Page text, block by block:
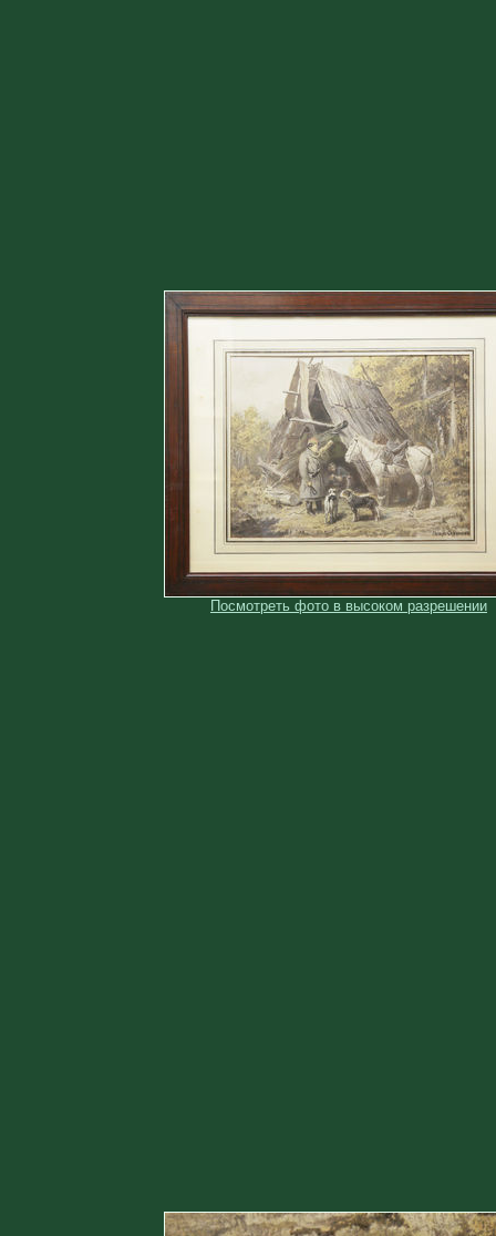
Посмотреть фото в высоком разрешении